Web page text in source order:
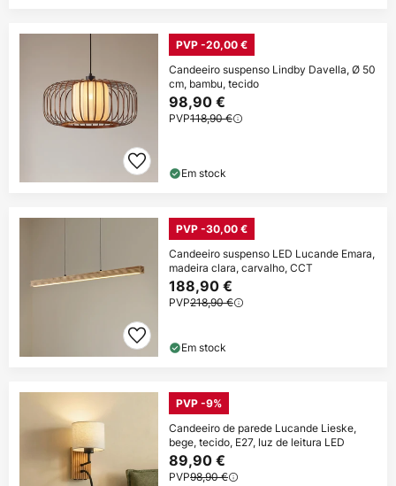
PVP -20,00 €
Candeeiro suspenso Lindby Davella, Ø 50
cm, bambu, tecido
98,90 €
PVP118,90 €
Em stock
PVP -30,00 €
Candeeiro suspenso LED Lucande Emara,
madeira clara, carvalho, CCT
188,90 €
PVP218,90 €
Em stock
PVP -9%
Candeeiro de parede Lucande Lieske,
bege, tecido, E27, luz de leitura LED
89,90 €
PVP98,90 €